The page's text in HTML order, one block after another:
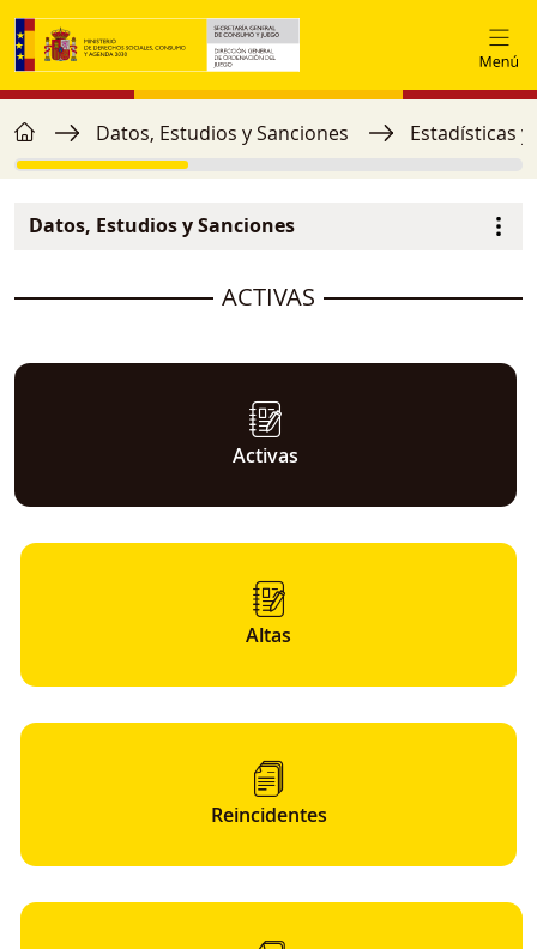
Pasar al contenido principal
Ruta de navegación
home Datos, Estudios y Sanciones Estadísticas
Datos, Estudios y Sanciones
ACTIVAS
Activas
Altas
Reincidentes